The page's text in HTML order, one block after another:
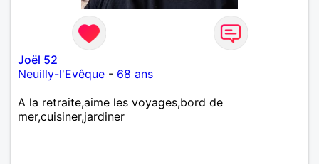
Joël 52
Neuilly-l'Evêque - 68 ans
A la retraite,aime les voyages,bord de
mer,cuisiner,jardiner